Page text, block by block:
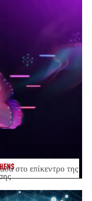
στο επίκεντρο της